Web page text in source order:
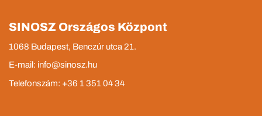
SINOSZ Országos Központ
1068 Budapest, Benczúr utca 21.
E-mail: info@sinosz.hu
Telefonszám: +36 1 351 04 34